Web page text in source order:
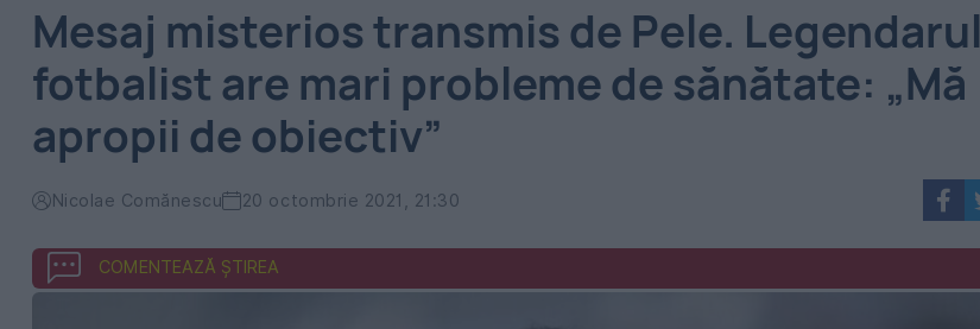
Mesaj misterios transmis de Pele. Legendarul
fotbalist are mari probleme de sănătate: „Mă
apropii de obiectiv”
Nicolae Comănescu 20 octombrie 2021, 21:30
COMENTEAZĂ ȘTIREA